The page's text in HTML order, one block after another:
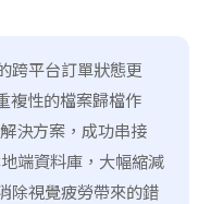
跨平台訂單狀態更
複性的檔案歸檔作
決方案，成功串接
端資料庫，大幅縮減
除視覺疲勞帶來的錯